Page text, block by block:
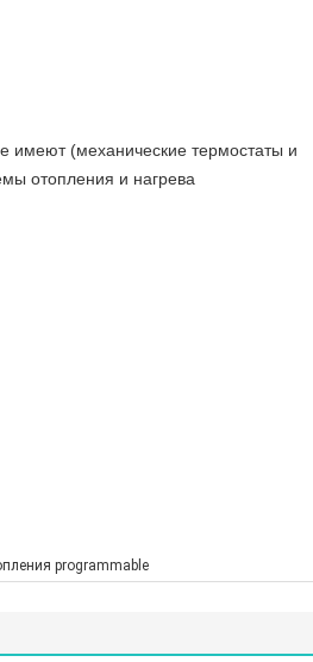
имеют (механические термостаты и
отопления и нагрева
programmable